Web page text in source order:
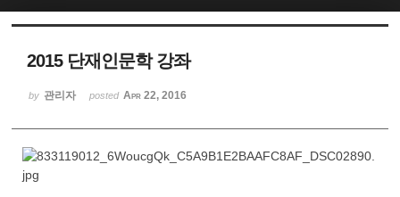
2015 단재인문학 강좌
by 관리자 posted Apr 22, 2016
Sketchbook5, 스케치북5